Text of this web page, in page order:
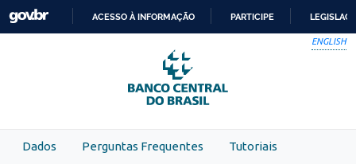
Skip to main content
PARA
O
CONTEÚDO
ACESSO À INFORMAÇÃO PARTICIPE
ENGLISH
Dados Perguntas Frequentes Tutoriais